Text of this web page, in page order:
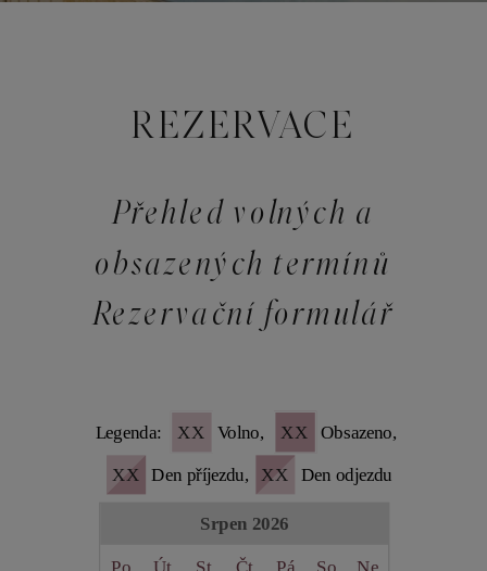
REZERVACE
Přehled volných a
obsazených termínů
Rezervační formulář